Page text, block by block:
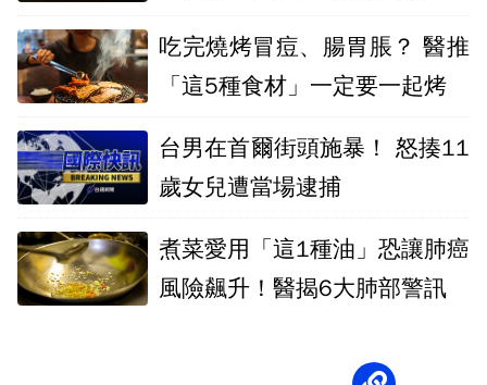
吃完燒烤冒痘、腸胃脹？ 醫推
「這5種食材」一定要一起烤
台男在首爾街頭施暴！ 怒揍11
歲女兒遭當場逮捕
煮菜愛用「這1種油」恐讓肺癌
風險飆升！醫揭6大肺部警訊